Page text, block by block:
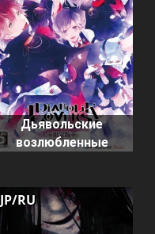
Дьявольские
возлюбленные
JP/RU